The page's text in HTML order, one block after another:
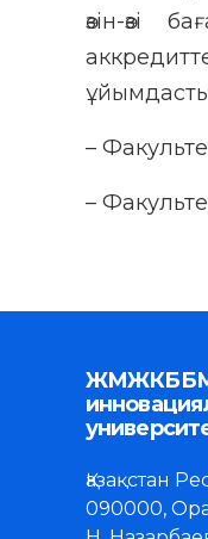
өзін-өзі
–
–
ЖМЖКББМ
Қазақстан
090000,